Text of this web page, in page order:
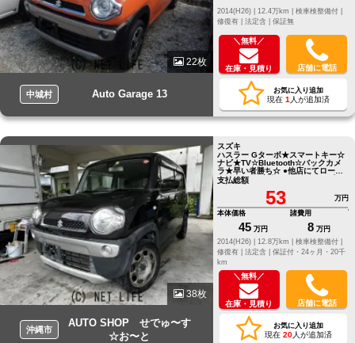
22枚
中城村 Auto Garage 13
修復有 | 法定含 | 保証無
＼無料／
在庫・見積り 店舗に電話
お気に入り追加
現在 1 人が追加済
38枚
沖縄市
AUTO SHOP せでゅ〜す
☆お〜と
スズキ
ハスラー Gターボ★スマートキー☆
ナビ★TV☆Bluetooth☆バックカメ
ラ★早い者勝ち☆ ●他店にてローン
NGだったお客様でもお気軽にご相
談ください●LINE ID[@805icatl]
支払総額
53
万円
本体価格
45 万円
諸費用
8 万円
2014(H26) |
12.8万km |
検車検整備付 |
修復有 | 法定含 | 保証付・24ヶ月・20千
km
＼無料／
在庫・見積り 店舗に電話
お気に入り追加
現在 20人が追加済